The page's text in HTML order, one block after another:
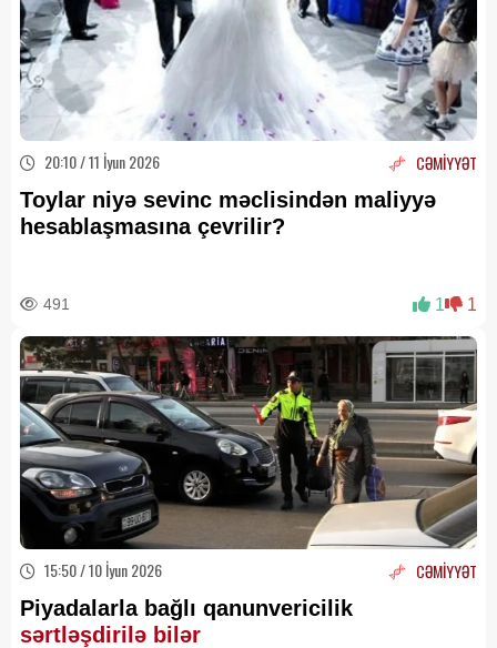
20:10 / 11 İyun 2026 CƏMİYYƏT
Toylar niyə sevinc məclisindən maliyyə
hesablaşmasına çevrilir?
491 1 1
15:50 / 10 İyun 2026 CƏMİYYƏT
Piyadalarla bağlı qanunvericilik
sərtləşdirilə bilər